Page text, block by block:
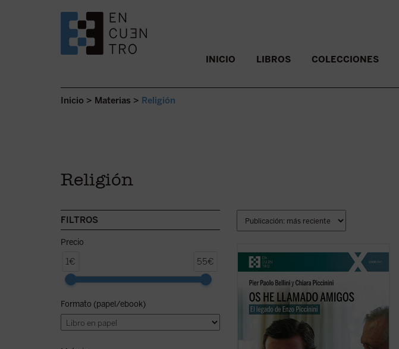
SALTAR AL CONTENIDO. INICIO LIBROS COLECCIONES
Inicio > Materias > Religión
Religión
FILTROS
Precio
1€ 55€
Formato (papel/ebook)
¿Quién era Enzo Piccinini, el cirujano que
murió trágicamente en un accidente de
coche en mayo de 1999, amigo de Luigi
Giussani e incansable impulsor de
numerosas iniciativas religiosas, sociales
y culturales en su región de Emilia
Romaña y ...
(ver ficha)